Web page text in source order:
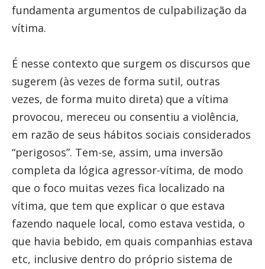
fundamenta argumentos de culpabilização da
vítima.
É nesse contexto que surgem os discursos que
sugerem (às vezes de forma sutil, outras
vezes, de forma muito direta) que a vítima
provocou, mereceu ou consentiu a violência,
em razão de seus hábitos sociais considerados
“perigosos”. Tem-se, assim, uma inversão
completa da lógica agressor-vítima, de modo
que o foco muitas vezes fica localizado na
vítima, que tem que explicar o que estava
fazendo naquele local, como estava vestida, o
que havia bebido, em quais companhias estava
etc, inclusive dentro do próprio sistema de